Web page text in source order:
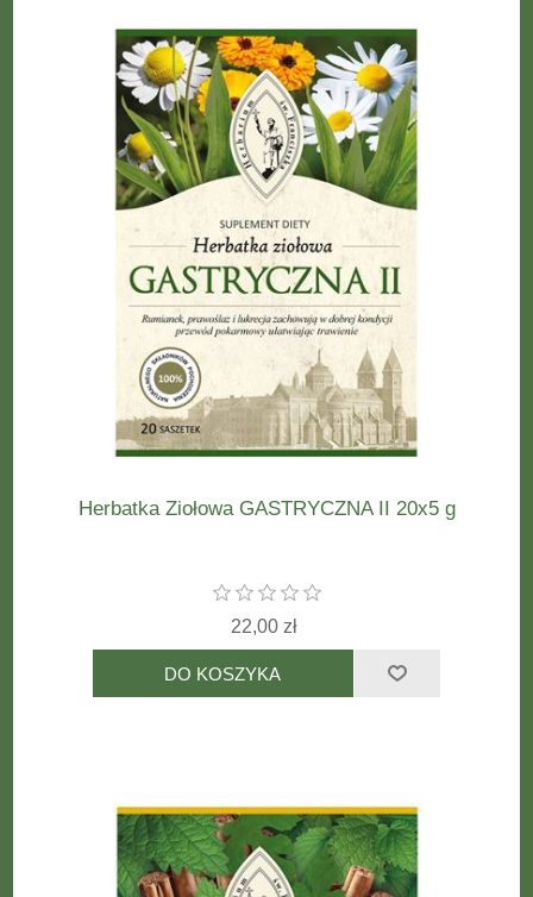
Herbatka Ziołowa GASTRYCZNA II 20x5 g
22,00 zł